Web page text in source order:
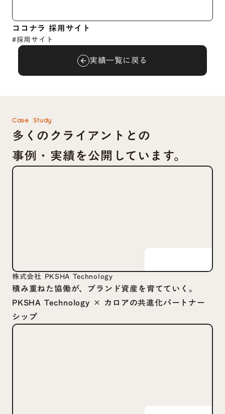
ココナラ 採用サイト
#採用サイト
arrow_back 実績一覧に戻る
Case Study
多くのクライアントとの
事例・実績を公開しています。
株式会社 PKSHA Technology
積み重ねた協働が、ブランド資産を育てていく。
PKSHA Technology × カロアの共進化パートナー
シップ